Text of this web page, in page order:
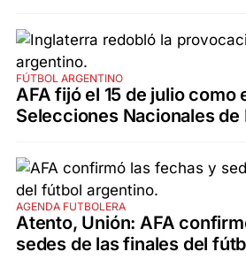
FÚTBOL ARGENTINO
AFA fijó el 15 de julio como
Selecciones Nacionales de
AGENDA FUTBOLERA
Atento, Unión: AFA
sedes de las finales del